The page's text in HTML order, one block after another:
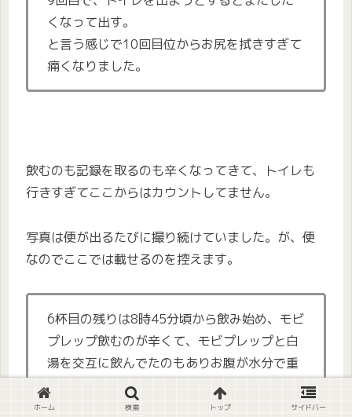
くなって出す。
と言う感じで10回目位からお尻を拭きすぎて
痛くなりました。
飲むのも記録を取るのも辛くなってきて、トイレも
行きすぎてここからはカウントしてません。
写真は便が出るたびに撮り続けていました。が、便
なのでここでは載せるのを控えます。
6杯目の残りは8時45分頃から飲み始め、モビ
プレップ飲むのが辛くて、モビプレップと白
湯を交互に飲んでたのもありお腹が水分で重
たいし、モビプレップの味で胸焼けのような
感じがありました。
ホーム 検索 トップ サイドバー